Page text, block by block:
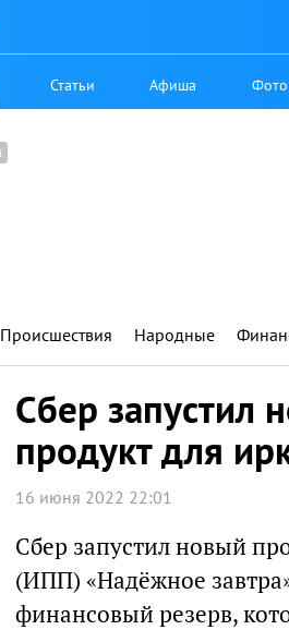
Статьи Афиша Фото
Происшествия Народные
Сбер запустил
продукт для
16 июня 2022 22:01
Сбер запустил новый
(ИПП) «Надёжное
финансовый резерв,